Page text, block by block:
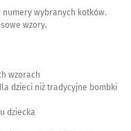
wybranych kotków.
wzory.
wzorach
dzieci niż tradycyjne bombki
dziecka